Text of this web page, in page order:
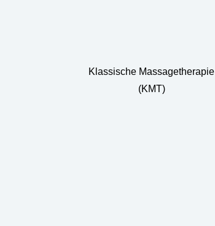
Klassische Massagetherapie
(KMT)